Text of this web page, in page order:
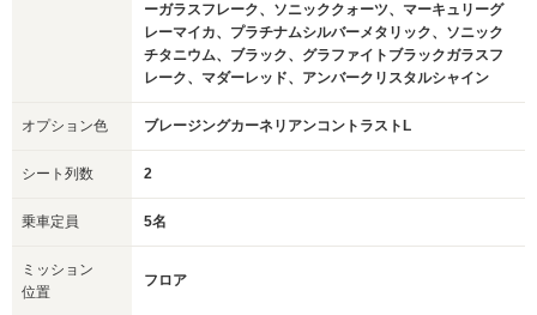
ーガラスフレーク、ソニッククォーツ、マーキュリーグ
レーマイカ、プラチナムシルバーメタリック、ソニック
チタニウム、ブラック、グラファイトブラックガラスフ
レーク、マダーレッド、アンバークリスタルシャイン
オプション色 ブレージングカーネリアンコントラストL
シート列数 2
乗車定員 5名
ミッション
位置
フロア